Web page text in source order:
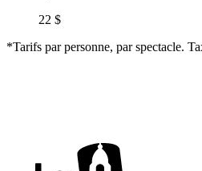
22 $
*Tarifs par personne, par spectacle.